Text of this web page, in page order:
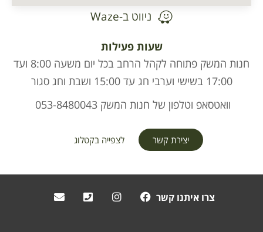
ניווט ב-Waze
שעות פעילות
חנות המשק פתוחה לקהל הרחב בכל יום משעה 8:00 ועד
17:00 בשישי וערבי חג עד 15:00 ושבת וחג סגור
וואטסאפ וטלפון של חנות המשק 053-8480043
יצירת קשר לצפייה בקטלוג
צרו איתנו קשר